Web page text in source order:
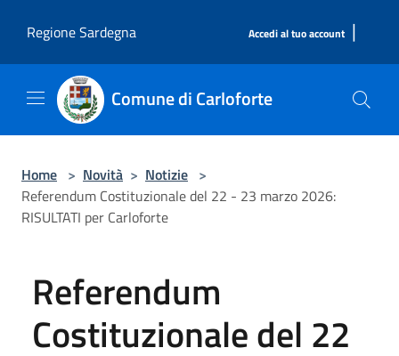
Regione Sardegna
Accedi al tuo account |
Comune di Carloforte
Home > Novità > Notizie >
Referendum Costituzionale del 22 - 23 marzo 2026:
RISULTATI per Carloforte
Referendum
Costituzionale del 22